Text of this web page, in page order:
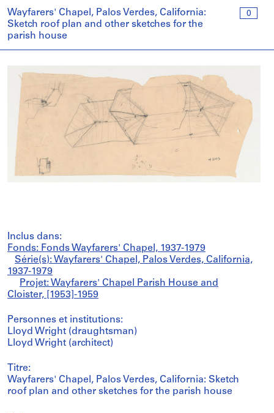
0
Wayfarers' Chapel, Palos Verdes, California:
Sketch roof plan and other sketches for the
parish house
Inclus dans:
Fonds: Fonds Wayfarers' Chapel, 1937-1979
Série(s): Wayfarers' Chapel, Palos Verdes, California,
1937-1979
Projet: Wayfarers' Chapel Parish House and
Cloister, [1953]-1959
Personnes et institutions:
Lloyd Wright (draughtsman)
Lloyd Wright (architect)
Titre:
Wayfarers' Chapel, Palos Verdes, California: Sketch
roof plan and other sketches for the parish house